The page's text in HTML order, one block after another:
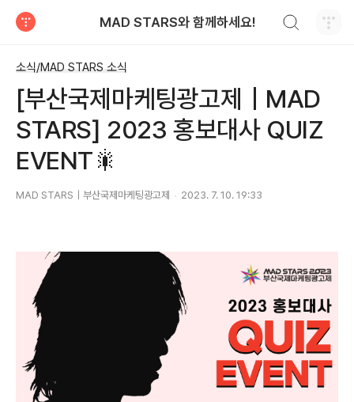
MAD STARS와 함께하세요!
소식/MAD STARS 소식
[부산국제마케팅광고제｜MAD
STARS] 2023 홍보대사 QUIZ
EVENT🎇
MAD STARS｜부산국제마케팅광고제 2023. 7. 10. 19:33